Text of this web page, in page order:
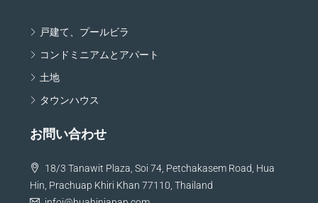
戸建て、プールビラ
コンドミニアムとアパート
土地
タウンハウス
お問い合わせ
18/3 Tanawit Plaza, Soi 74, Petchakasem Road, Hua
Hin, Prachuap Khiri Khan 77110, Thailand